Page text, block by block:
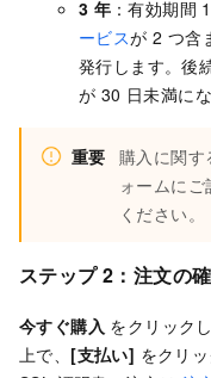
3 年 ：有効期間
ービスが 2 つ含
発行します。後
が 30 日未満に
重要 購入に関す
ォームに
ください。
ステップ 2： 注文の
今すぐ購入 をクリックし
上で、 [支払い] をクリ